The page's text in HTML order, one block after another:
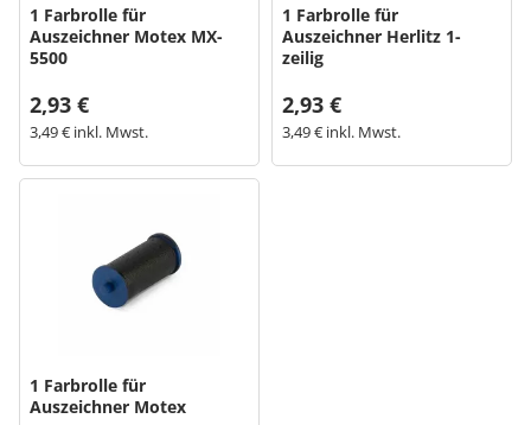
1 Farbrolle für
Auszeichner Motex MX-
5500
2,93 €
3,49 € inkl. Mwst.
1 Farbrolle für
Auszeichner Herlitz 1-
zeilig
2,93 €
3,49 € inkl. Mwst.
1 Farbrolle für
Auszeichner Motex